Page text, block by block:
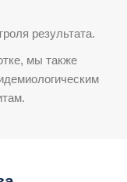
результата.
мы также